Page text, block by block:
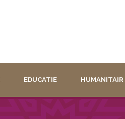
EDUCATIE HUMANITAIR